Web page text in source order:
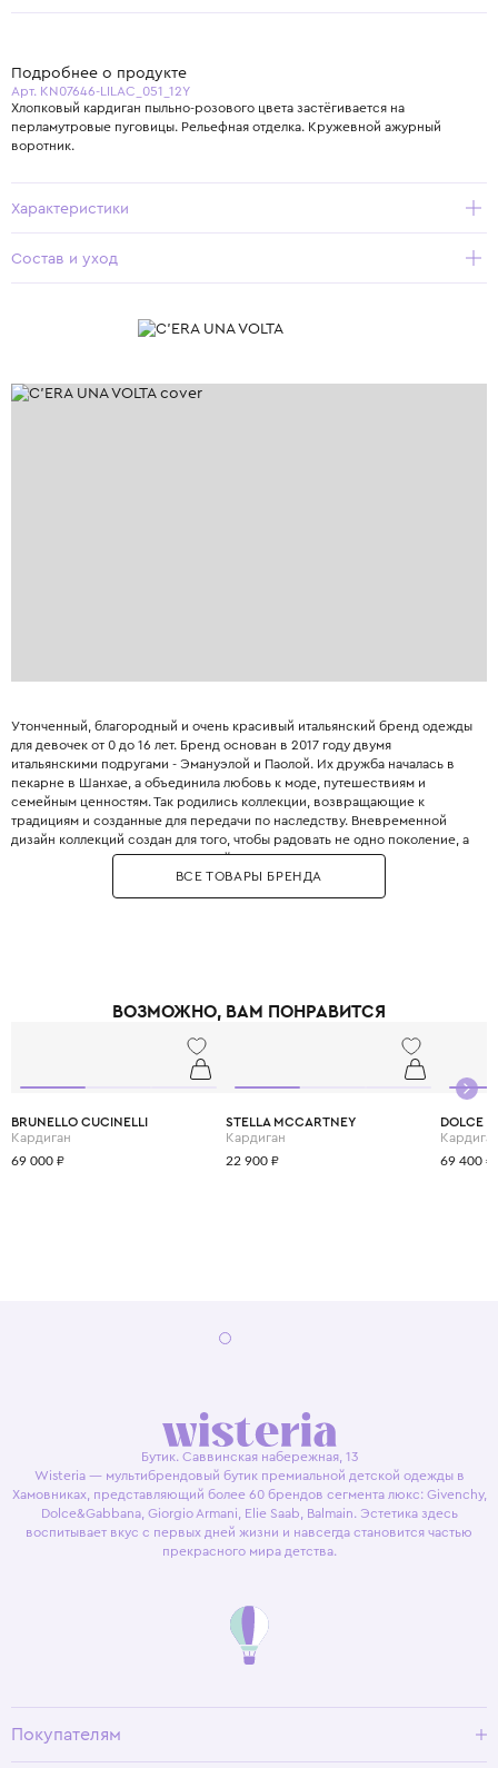
Подробнее о продукте
Арт. KN07646-LILAC_051_12Y
Хлопковый кардиган пыльно-розового цвета застёгивается на
перламутровые пуговицы. Рельефная отделка. Кружевной ажурный
воротник.
Характеристики
Состав и уход
Утонченный, благородный и очень красивый итальянский бренд одежды
для девочек от 0 до 16 лет. Бренд основан в 2017 году двумя
итальянскими подругами - Эмануэлой и Паолой. Их дружба началась в
пекарне в Шанхае, а объединила любовь к моде, путешествиям и
семейным ценностям. Так родились коллекции, возвращающие к
традициям и созданные для передачи по наследству. Вневременной
дизайн коллекций создан для того, чтобы радовать не одно поколение, а
передаваться от старших дочерей младшим.
В переводе с итальянского "C'era una volta" означает "Жили-были,
именно так, как начинаются многие детские сказки. Сама одежда этого
напоминают эпоху начала XX века.
ВСЕ ТОВАРЫ БРЕНДА
ВОЗМОЖНО, ВАМ ПОНРАВИТСЯ
BRUNELLO CUCINELLI
Кардиган
69 000 ₽
STELLA MCCARTNEY
Кардиган
22 900 ₽
DOLCE
69 400 ₽
Бутик. Саввинская набережная, 13
Wisteria — мультибрендовый бутик премиальной детской одежды в
Хамовниках, представляющий более 60 брендов сегмента люкс: Givenchy,
Dolce&Gabbana, Giorgio Armani, Elie Saab, Balmain. Эстетика здесь
воспитывает вкус с первых дней жизни и навсегда становится частью
прекрасного мира детства.
Покупателям